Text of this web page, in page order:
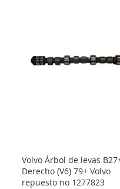
Volvo Árbol de levas
Derecho (V6) 79+ Volvo
repuesto no 1277823